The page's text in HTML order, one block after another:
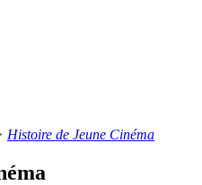
Histoire de Jeune Cinéma